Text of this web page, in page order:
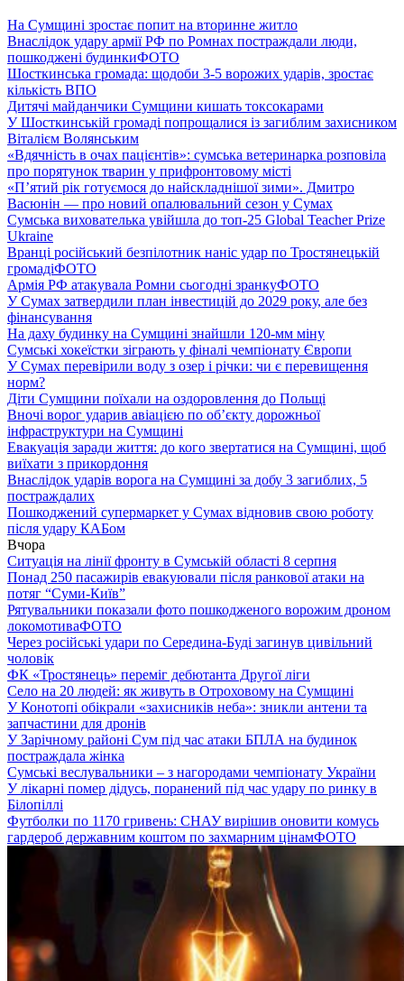
На Сумщині зростає попит на вторинне житло
Внаслідок удару армії РФ по Ромнах постраждали люди,
пошкоджені будинкиФОТО
Шосткинська громада: щодоби 3-5 ворожих ударів, зростає
кількість ВПО
Дитячі майданчики Сумщини кишать токсокарами
У Шосткинській громаді попрощалися із загиблим захисником
Віталієм Волянським
«Вдячність в очах пацієнтів»: сумська ветеринарка розповіла
про порятунок тварин у прифронтовому місті
«П’ятий рік готуємося до найскладнішої зими». Дмитро
Васюнін — про новий опалювальний сезон у Сумах
Сумська вихователька увійшла до топ-25 Global Teacher Prize
Ukraine
Вранці російський безпілотник наніс удар по Тростянецькій
громадіФОТО
Армія РФ атакувала Ромни сьогодні зранкуФОТО
У Сумах затвердили план інвестицій до 2029 року, але без
фінансування
На даху будинку на Сумщині знайшли 120-мм міну
Сумські хокеїстки зіграють у фіналі чемпіонату Європи
У Сумах перевірили воду з озер і річки: чи є перевищення
норм?
Діти Сумщини поїхали на оздоровлення до Польщі
Вночі ворог ударив авіацією по обʼєкту дорожньої
інфраструктури на Сумщині
Евакуація заради життя: до кого звертатися на Сумщині, щоб
виїхати з прикордоння
Внаслідок ударів ворога на Сумщині за добу 3 загиблих, 5
постраждалих
Пошкоджений супермаркет у Сумах відновив свою роботу
після удару КАБом
Вчора
Ситуація на лінії фронту в Сумській області 8 серпня
Понад 250 пасажирів евакуювали після ранкової атаки на
потяг “Суми-Київ”
Рятувальники показали фото пошкодженого ворожим дроном
локомотиваФОТО
Через російські удари по Середина-Буді загинув цивільний
чоловік
ФК «Тростянець» переміг дебютанта Другої ліги
Село на 20 людей: як живуть в Отроховому на Сумщині
У Конотопі обікрали «захисників неба»: зникли антени та
запчастини для дронів
У Зарічному районі Сум під час атаки БПЛА на будинок
постраждала жінка
Сумські веслувальники – з нагородами чемпіонату України
У лікарні помер дідусь, поранений під час удару по ринку в
Білопіллі
Футболки по 1170 гривень: СНАУ вирішив оновити комусь
гардероб державним коштом по захмарним цінамФОТО